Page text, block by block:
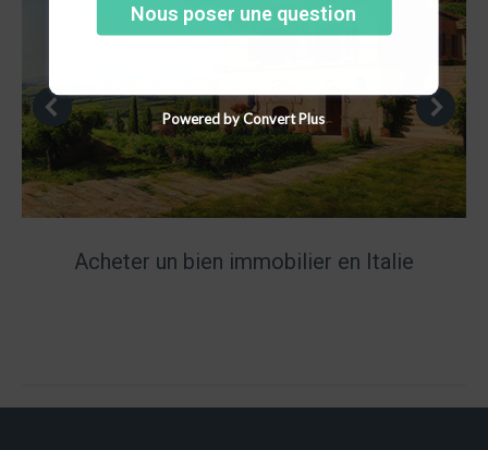
Acheter un bien immobilier en Italie
Nous poser une question
Powered by Convert Plus